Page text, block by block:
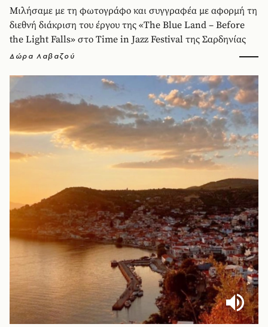
Μιλήσαμε με τη φωτογράφο και συγγραφέα με αφορμή τη
διεθνή διάκριση του έργου της «The Blue Land – Before
the Light Falls» στο Time in Jazz Festival της Σαρδηνίας
Δώρα Λαβαζού